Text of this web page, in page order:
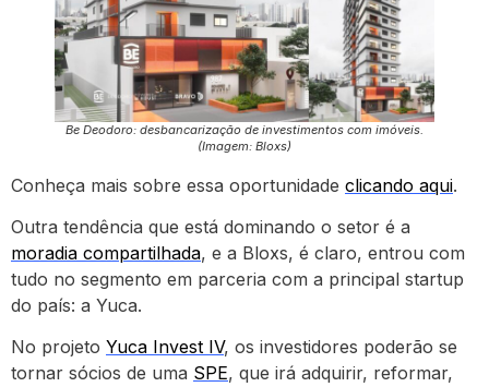
Be Deodoro: desbancarização de investimentos com imóveis.
(Imagem: Bloxs)
Conheça mais sobre essa oportunidade clicando aqui.
Outra tendência que está dominando o setor é a
moradia compartilhada, e a Bloxs, é claro, entrou com
tudo no segmento em parceria com a principal startup
do país: a Yuca.
No projeto Yuca Invest IV, os investidores poderão se
tornar sócios de uma SPE, que irá adquirir, reformar,